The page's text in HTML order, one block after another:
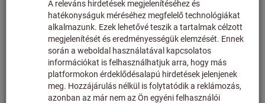
Hozzáadás a kívánságlistához Cikk megosztása
Lapozható katalógus
Termékadatok